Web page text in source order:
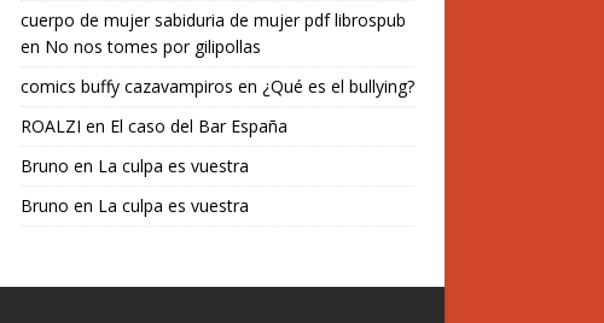
cuerpo de mujer sabiduria de mujer pdf librospub
en No nos tomes por gilipollas
comics buffy cazavampiros en ¿Qué es el bullying?
ROALZI en El caso del Bar España
Bruno en La culpa es vuestra
Bruno en La culpa es vuestra